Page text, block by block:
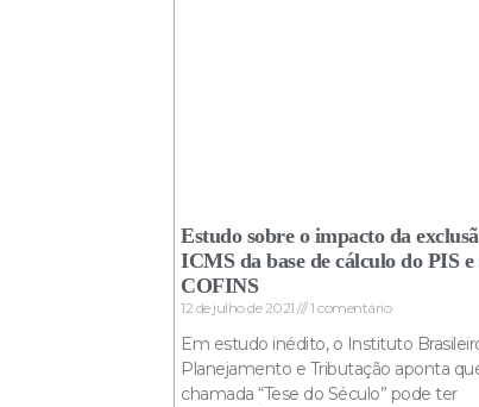
Estudo sobre o impacto da
ICMS da base de cálculo do PIS e
COFINS
12 de julho de 2021 1 comentário
Em estudo inédito, o Instituto
Planejamento e Tributação aponta
chamada “Tese do Século” pode ter